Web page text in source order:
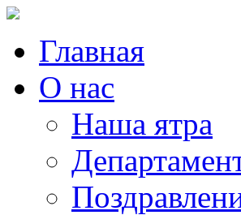
Главная
О нас
Наша ятра